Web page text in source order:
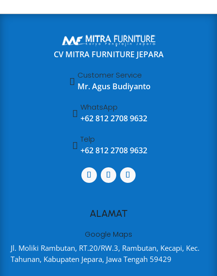
CV MITRA FURNITURE JEPARA

Customer Service
Mr. Agus Budiyanto

WhatsApp
+62 812 2708 9632

Telp
+62 812 2708 9632
ALAMAT
Google Maps
Jl. Moliki Rambutan, RT.20/RW.3, Rambutan, Kecapi, Kec.
Tahunan, Kabupaten Jepara, Jawa Tengah 59429